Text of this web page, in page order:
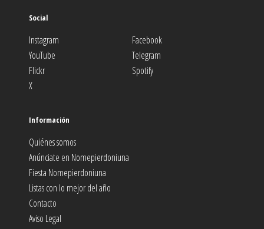
Social
Instagram
Facebook
YouTube
Telegram
Flickr
Spotify
X
Información
Quiénes somos
Anúnciate en Nomepierdoniuna
Fiesta Nomepierdoniuna
Listas con lo mejor del año
Contacto
Aviso Legal